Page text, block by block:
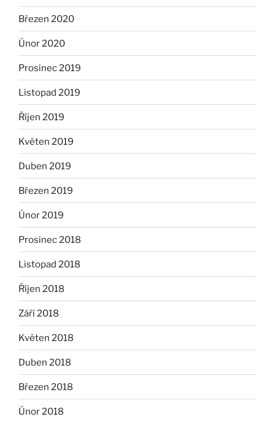
Březen 2020
Únor 2020
Prosinec 2019
Listopad 2019
Říjen 2019
Květen 2019
Duben 2019
Březen 2019
Únor 2019
Prosinec 2018
Listopad 2018
Říjen 2018
Září 2018
Květen 2018
Duben 2018
Březen 2018
Únor 2018